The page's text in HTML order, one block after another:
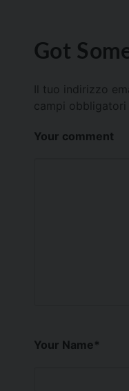
Got
Il tuo indirizzo
campi obbligatori
Your comment
Your Name*